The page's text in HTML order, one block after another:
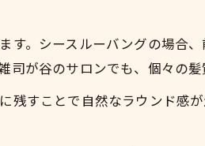
目指すなら前髪アレンジが鍵に
レンジで小顔効果を高めるテ
ルーバングが叶える前髪の小
。シースルーバングの場合
が谷のサロンでも、個々の
すことで自然なラウンド感